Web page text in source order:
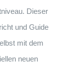
Dieser
und Guide
mit dem
neuen